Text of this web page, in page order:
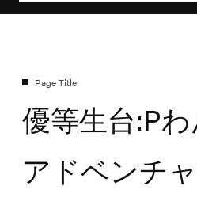
優等生台:P
アドベンチ